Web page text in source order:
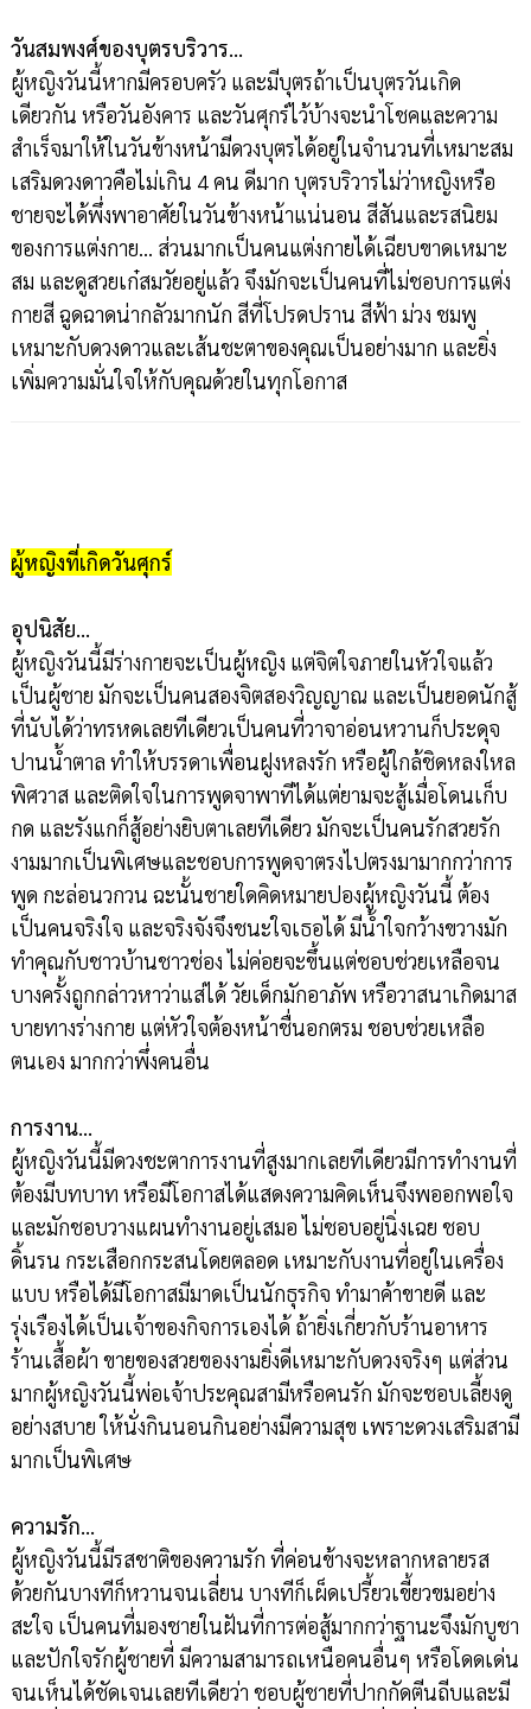
วันสมพงศ์ของบุตรบริวาร…
ผู้หญิงวันนี้หากมีครอบครัว และมีบุตรถ้าเป็นบุตรวันเกิด
เดียวกัน หรือวันอังคาร และวันศุกร์ไว้บ้างจะนำโชคและความ
สำเร็จมาให้ในวันข้างหน้ามีดวงบุตรได้อยู่ในจำนวนที่เหมาะสม
เสริมดวงดาวคือไม่เกิน 4 คน ดีมาก บุตรบริวารไม่ว่าหญิงหรือ
ชายจะได้พึ่งพาอาศัยในวันข้างหน้าแน่นอน สีสันและรสนิยม
ของการแต่งกาย… ส่วนมากเป็นคนแต่งกายได้เฉียบขาดเหมาะ
สม และดูสวยเก๋สมวัยอยู่แล้ว จึงมักจะเป็นคนที่ไม่ชอบการแต่ง
กายสี ฉูดฉาดน่ากลัวมากนัก สีที่โปรดปราน สีฟ้า ม่วง ชมพู
เหมาะกับดวงดาวและเส้นชะตาของคุณเป็นอย่างมาก และยิ่ง
เพิ่มความมั่นใจให้กับคุณด้วยในทุกโอกาส
ผู้หญิงที่เกิดวันศุกร์
อุปนิสัย…
ผู้หญิงวันนี้มีร่างกายจะเป็นผู้หญิง แต่จิตใจภายในหัวใจแล้ว
เป็นผู้ชาย มักจะเป็นคนสองจิตสองวิญญาณ และเป็นยอดนักสู้
ที่นับได้ว่าทรหดเลยทีเดียวเป็นคนที่วาจาอ่อนหวานก็ประดุจ
ปานน้ำตาล ทำให้บรรดาเพื่อนฝูงหลงรัก หรือผู้ใกล้ชิดหลงใหล
พิศวาส และติดใจในการพูดจาพาทีได้แต่ยามจะสู้เมื่อโดนเก็บ
กด และรังแกก็สู้อย่างยิบตาเลยทีเดียว มักจะเป็นคนรักสวยรัก
งามมากเป็นพิเศษและชอบการพูดจาตรงไปตรงมามากกว่าการ
พูด กะล่อนวกวน ฉะนั้นชายใดคิดหมายปองผู้หญิงวันนี้ ต้อง
เป็นคนจริงใจ และจริงจังจึงชนะใจเธอได้ มีน้ำใจกว้างขวางมัก
ทำคุณกับชาวบ้านชาวช่อง ไม่ค่อยจะขึ้นแต่ชอบช่วยเหลือจน
บางครั้งถูกกล่าวหาว่าแส่ได้ วัยเด็กมักอาภัพ หรือวาสนาเกิดมาส
บายทางร่างกาย แต่หัวใจต้องหน้าชื่นอกตรม ชอบช่วยเหลือ
ตนเอง มากกว่าพึ่งคนอื่น
การงาน…
ผู้หญิงวันนี้มีดวงชะตาการงานที่สูงมากเลยทีเดียวมีการทำงานที่
ต้องมีบทบาท หรือมีโอกาสได้แสดงความคิดเห็นจึงพออกพอใจ
และมักชอบวางแผนทำงานอยู่เสมอ ไม่ชอบอยู่นิ่งเฉย ชอบ
ดิ้นรน กระเสือกกระสนโดยตลอด เหมาะกับงานที่อยู่ในเครื่อง
แบบ หรือได้มีโอกาสมีมาดเป็นนักธุรกิจ ทำมาค้าขายดี และ
รุ่งเรืองได้เป็นเจ้าของกิจการเองได้ ถ้ายิ่งเกี่ยวกับร้านอาหาร
ร้านเสื้อผ้า ขายของสวยของงามยิ่งดีเหมาะกับดวงจริงๆ แต่ส่วน
มากผู้หญิงวันนี้พ่อเจ้าประคุณสามีหรือคนรัก มักจะชอบเลี้ยงดู
อย่างสบาย ให้นั่งกินนอนกินอย่างมีความสุข เพราะดวงเสริมสามี
มากเป็นพิเศษ
ความรัก…
ผู้หญิงวันนี้มีรสชาติของความรัก ที่ค่อนข้างจะหลากหลายรส
ด้วยกันบางทีก็หวานจนเลี่ยน บางทีก็เผ็ดเปรี้ยวเขี้ยวขมอย่าง
สะใจ เป็นคนที่มองชายในฝันที่การต่อสู้มากกว่าฐานะจึงมักบูชา
และปักใจรักผู้ชายที่ มีความสามารถเหนือคนอื่นๆ หรือโดดเด่น
จนเห็นได้ชัดเจนเลยทีเดียว่า ชอบผู้ชายที่ปากกัดตีนถีบและมี